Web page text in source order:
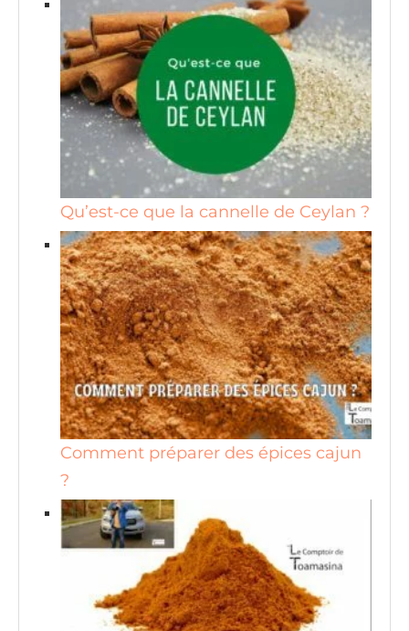
Qu’est-ce que la cannelle de Ceylan ?
Comment préparer des épices cajun
?